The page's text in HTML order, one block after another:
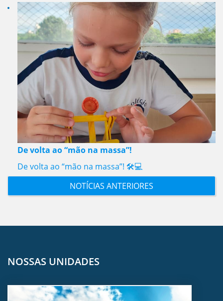
De volta ao “mão na massa”!
De volta ao “mão na massa”! 🛠️💻
NOTÍCIAS ANTERIORES
NOSSAS UNIDADES